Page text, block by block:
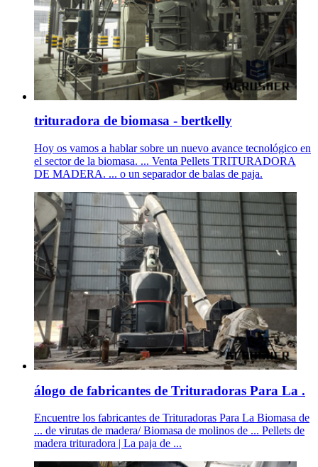
trituradora de biomasa - bertkelly
Hoy os vamos a hablar sobre un nuevo avance tecnológico en
el sector de la biomasa. ... Venta Pellets TRITURADORA
DE MADERA. ... o un separador de balas de paja.
álogo de fabricantes de Trituradoras Para La .
Encuentre los fabricantes de Trituradoras Para La Biomasa de
... de virutas de madera/ Biomasa de molinos de ... Pellets de
madera trituradora | La paja de ...